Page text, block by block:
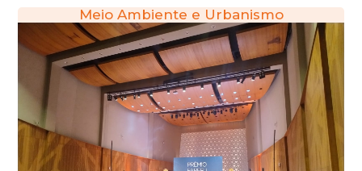
Meio Ambiente e Urbanismo